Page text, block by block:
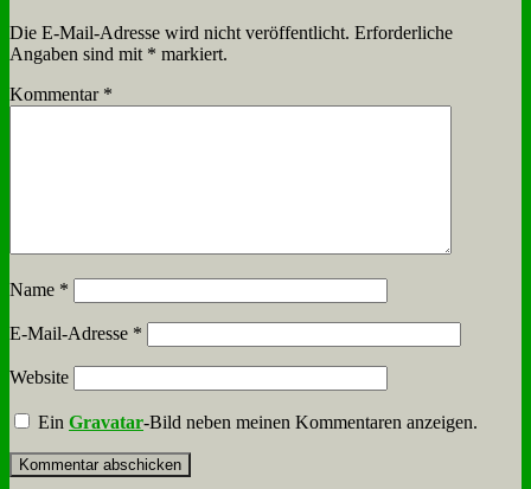
Die E-Mail-Adresse wird nicht veröffentlicht. Erforderliche
Angaben sind mit * markiert.
Kommentar *
Name *
E-Mail-Adresse *
Website
EinGravatar-Bild neben meinen Kommentaren anzeigen.